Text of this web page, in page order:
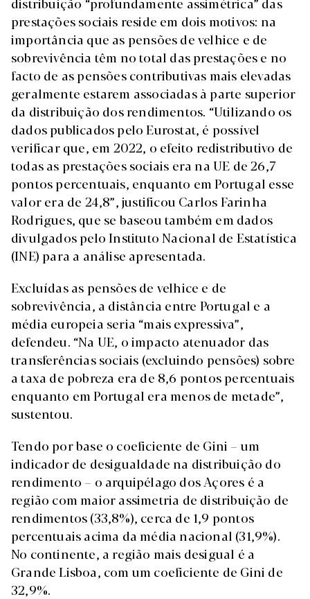
prestações sociais reside em dois motivos: na
importância que as pensões de velhice e de
sobrevivência têm no total das prestações e no
facto de as pensões contributivas mais elevadas
geralmente estarem associadas à parte superior
da distribuição dos rendimentos. “Utilizando os
dados publicados pelo Eurostat, é possível
verificar que, em 2022, o efeito redistributivo de
todas as prestações sociais era na UE de 26,7
pontos percentuais, enquanto em Portugal esse
valor era de 24,8”, justificou Carlos Farinha
Rodrigues, que se baseou também em dados
divulgados pelo Instituto Nacional de Estatística
(INE) para a análise apresentada.
Excluídas as pensões de velhice e de
sobrevivência, a distância entre Portugal e a
média europeia seria “mais expressiva”,
defendeu. “Na UE, o impacto atenuador das
transferências sociais (excluindo pensões) sobre
a taxa de pobreza era de 8,6 pontos percentuais
enquanto em Portugal era menos de metade”,
sustentou.
Tendo por base o coeficiente de Gini – um
indicador de desigualdade na distribuição do
rendimento – o arquipélago dos Açores é a
região com maior assimetria de distribuição de
rendimentos (33,8%), cerca de 1,9 pontos
percentuais acima da média nacional (31,9%).
No continente, a região mais desigual é a
Grande Lisboa, com um coeficiente de Gini de
32,9%.